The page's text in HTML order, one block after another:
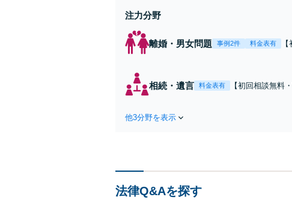
注力分野
離婚・男女問題 事例2件 料金表有
な
相続・遺言 料金表有
【初回相談無料
他3分野を表示
法律Q&Aを探す